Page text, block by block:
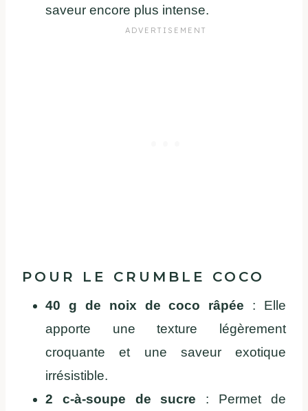
saveur encore plus intense.
POUR LE CRUMBLE COCO
40 g de noix de coco râpée : Elle
apporte une texture légèrement
croquante et une saveur exotique
irrésistible.
2 c-à-soupe de sucre : Permet de